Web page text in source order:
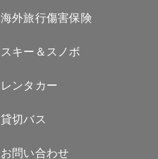
海外旅行傷害保険
スキー＆スノボ
レンタカー
貸切バス
お問い合わせ